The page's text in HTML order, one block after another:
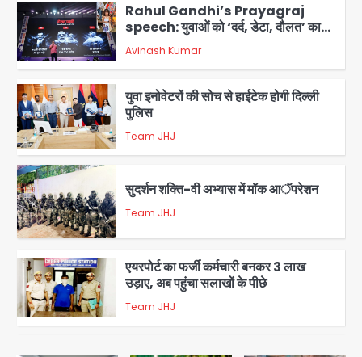
2
Rahul Gandhi’s Prayagraj
speech: युवाओं को ‘दर्द, डेटा, दौलत’ का
संदेश, बीजेपी का वार
Avinash Kumar
3
युवा इनोवेटरों की सोच से हाईटेक होगी दिल्ली
पुलिस
Team JHJ
4
सुदर्शन शक्ति-वी अभ्यास में मॉक आॅपरेशन
Team JHJ
5
एयरपोर्ट का फर्जी कर्मचारी बनकर 3 लाख
उड़ाए, अब पहुंचा सलाखों के पीछे
Team JHJ
Noida Sector-49: सेक्टर-49 में 18